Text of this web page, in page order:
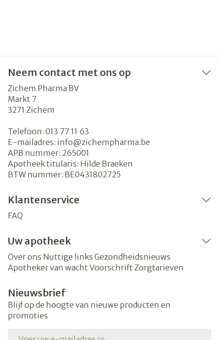
Neem contact met ons op
Zichem Pharma BV
Markt 7
3271 Zichem
Telefoon: 013 77 11 63
E-mailadres: info@zichempharma.be
APB nummer: 265001
Apotheek titularis: Hilde Braeken
BTW nummer: BE0431802725
Klantenservice
FAQ
Uw apotheek
Over ons Nuttige links Gezondheidsnieuws
Apotheker van wacht Voorschrift Zorgtarieven
Nieuwsbrief
Blijf op de hoogte van nieuwe producten en
promoties